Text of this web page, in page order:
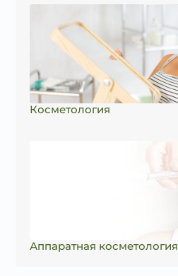
Косметология
Аппаратная косметология